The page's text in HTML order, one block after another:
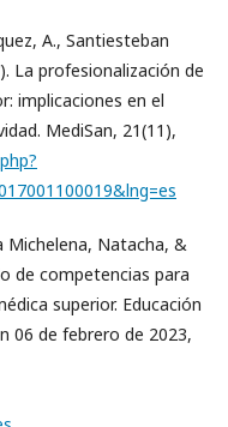
A., Santiesteban
La profesionalización de
implicaciones en el
MediSan, 21(11),
Michelena, Natacha, &
de competencias para
superior. Educación
06 de febrero de 2023,